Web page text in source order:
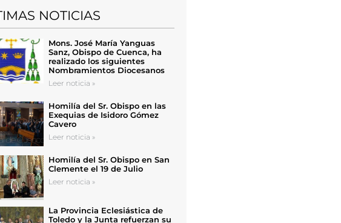
NOTICIAS
Mons. José María Yanguas
Sanz, Obispo de Cuenca, ha
realizado los siguientes
Nombramientos Diocesanos
Leer noticia »
Homilía del Sr. Obispo en las
Exequias de Isidoro Gómez
Cavero
Leer noticia »
Homilía del Sr. Obispo en San
Clemente el 19 de Julio
Leer noticia »
La Provincia Eclesiástica de
Toledo y la Junta refuerzan su